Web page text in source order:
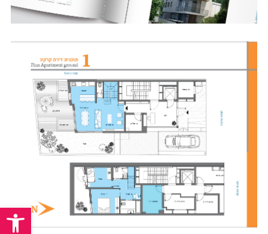
Open toolbar